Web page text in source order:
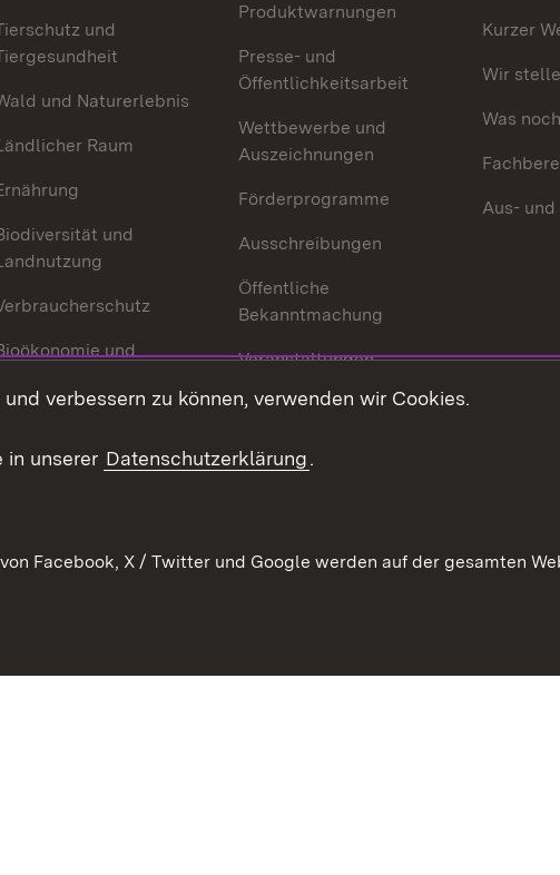
und
und Naturerlebnis
Raum
und
und
Produktwarnungen
Presse- und
Öffentlichkeitsarbeit
Wettbewerbe und
Auszeichnungen
Förderprogramme
Ausschreibungen
Öffentliche
Bekanntmachung
Veranstaltungen
Mediathek
Publikationen
Kurzer
Wir
Was
Aus-
verbessern zu können, verwenden wir Cookies.
in unserer Datenschutzerklärung.
Facebook, X / Twitter und Google werden auf der gesamten